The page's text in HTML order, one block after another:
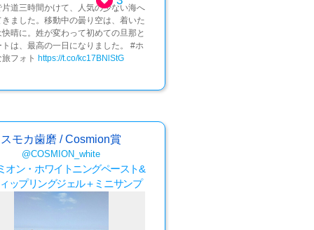
片道三時間かけて、人気の少ない海へ
きました。移動中の曇り空は、着いた
晴に。姓が変わって初めての旦那と
トは、最高の一日になりました。 #ホ
フォト https://t.co/kc17BNlStG
スモカ歯磨 / Cosmion賞
@COSMION_white
オン・ホワイトニングペースト&
ップリングジェル＋ミニサンプ
ル